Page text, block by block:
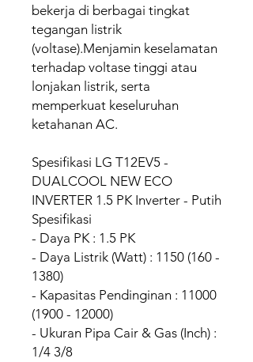
bekerja di berbagai tingkat
tegangan listrik
(voltase).Menjamin keselamatan
terhadap voltase tinggi atau
lonjakan listrik, serta
memperkuat keseluruhan
ketahanan AC.
Spesifikasi LG T12EV5 -
DUALCOOL NEW ECO
INVERTER 1.5 PK Inverter - Putih
Spesifikasi
- Daya PK : 1.5 PK
- Daya Listrik (Watt) : 1150 (160 -
1380)
- Kapasitas Pendinginan : 11000
(1900 - 12000)
- Ukuran Pipa Cair & Gas (Inch) :
1/4 3/8